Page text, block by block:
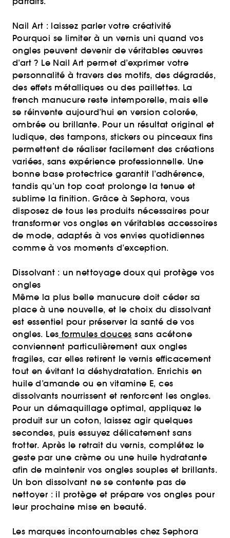
Nail Art : laissez parler votre créativité
Pourquoi se limiter à un vernis uni quand vos
ongles peuvent devenir de véritables œuvres
d’art ? Le Nail Art permet d’exprimer votre
personnalité à travers des motifs, des dégradés,
des effets métalliques ou des paillettes. La
french manucure reste intemporelle, mais elle
se réinvente aujourd’hui en version colorée,
ombrée ou brillante. Pour un résultat original et
ludique, des tampons, stickers ou pinceaux fins
permettent de réaliser facilement des créations
variées, sans expérience professionnelle. Une
bonne base protectrice garantit l’adhérence,
tandis qu’un top coat prolonge la tenue et
sublime la finition. Grâce à Sephora, vous
disposez de tous les produits nécessaires pour
transformer vos ongles en véritables accessoires
de mode, adaptés à vos envies quotidiennes
comme à vos moments d’exception.
Dissolvant : un nettoyage doux qui protège vos
ongles
Même la plus belle manucure doit céder sa
place à une nouvelle, et le choix du dissolvant
est essentiel pour préserver la santé de vos
ongles. Les formules douces sans acétone
conviennent particulièrement aux ongles
fragiles, car elles retirent le vernis efficacement
tout en évitant la déshydratation. Enrichis en
huile d’amande ou en vitamine E, ces
dissolvants nourrissent et renforcent les ongles.
Pour un démaquillage optimal, appliquez le
produit sur un coton, laissez agir quelques
secondes, puis essuyez délicatement sans
frotter. Après le retrait du vernis, complétez le
geste par une crème ou une huile hydratante
afin de maintenir vos ongles souples et brillants.
Un bon dissolvant ne se contente pas de
nettoyer : il protège et prépare vos ongles pour
leur prochaine mise en beauté.
Les marques incontournables chez Sephora